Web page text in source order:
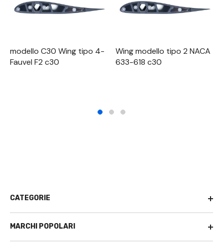
modello C30 Wing tipo 4-
Fauvel F2 c30
Wing modello tipo 2 NACA
633-618 c30
CATEGORIE
MARCHI POPOLARI